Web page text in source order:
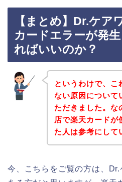
【まとめ】Dr.ケア
カードエラーが発
ればいいのか？
というわけで、こ
ない原因について
ただきました。な
店で楽天カードが
た人は参考にして
今、こちらをご覧の方は、